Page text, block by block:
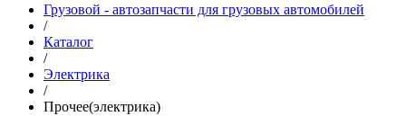
Грузовой - автозапчасти для грузовых автомобилей
/
Каталог
/
Электрика
/
Прочее(электрика)